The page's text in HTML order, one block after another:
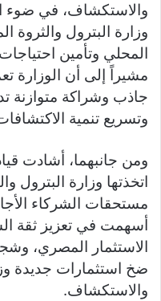
والاستكشاف، في ضوء
وزارة البترول والثروة
المحلي وتأمين
مشيراً إلى أن الوزارة
جاذب وشراكة متوازنة
وتسريع تنمية
ومن جانبهما، أشادت
اتخذتها وزارة البترول
مستحقات الشركاء
أسهمت في تعزيز ثقة
الاستثمار المصري،
ضخ استثمارات جديدة
والاستكشاف.